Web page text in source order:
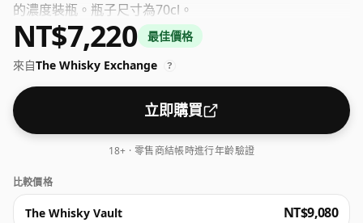
的濃度裝瓶。瓶子尺寸為70cl。
NT$7,220
最佳價格
來自The Whisky Exchange ?
立即購買
18+ · 零售商結帳時進行年齡驗證
比較價格
The Whisky Vault NT$9,080